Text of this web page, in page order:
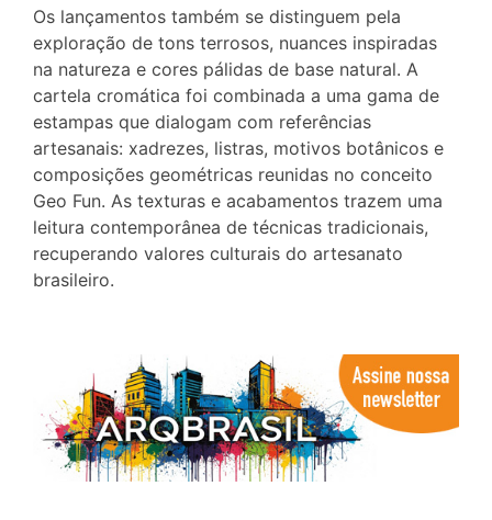
Os lançamentos também se distinguem pela
exploração de tons terrosos, nuances inspiradas
na natureza e cores pálidas de base natural. A
cartela cromática foi combinada a uma gama de
estampas que dialogam com referências
artesanais: xadrezes, listras, motivos botânicos e
composições geométricas reunidas no conceito
Geo Fun. As texturas e acabamentos trazem uma
leitura contemporânea de técnicas tradicionais,
recuperando valores culturais do artesanato
brasileiro.